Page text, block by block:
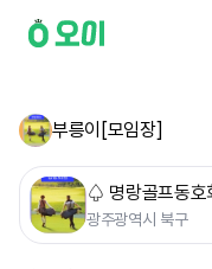
부릉이[모임장]
♤ 명랑골프동
광주광역시 북구